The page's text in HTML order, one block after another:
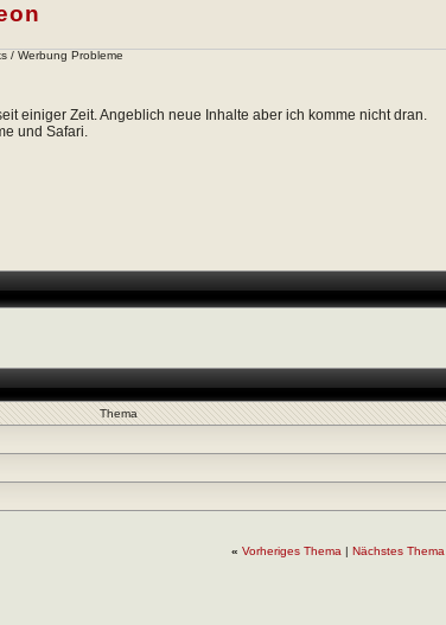
/ Werbung Probleme
einiger Zeit. Angeblich neue Inhalte aber ich komme nicht dran.
und Safari.
Thema
« Vorheriges Thema| Nächstes Thema